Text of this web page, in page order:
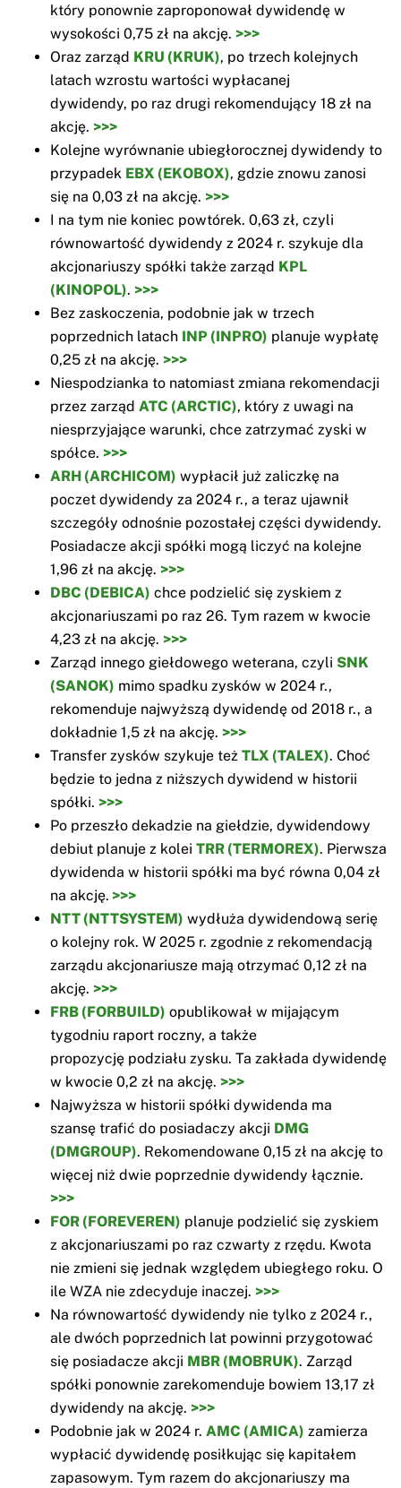
który ponownie zaproponował dywidendę w
wysokości 0,75 zł na akcję. >>>
Oraz zarząd KRU (KRUK), po trzech kolejnych
latach wzrostu wartości wypłacanej
dywidendy, po raz drugi rekomendujący 18 zł na
akcję. >>>
Kolejne wyrównanie ubiegłorocznej dywidendy to
przypadek EBX (EKOBOX), gdzie znowu zanosi
się na 0,03 zł na akcję. >>>
I na tym nie koniec powtórek. 0,63 zł, czyli
równowartość dywidendy z 2024 r. szykuje dla
akcjonariuszy spółki także zarząd KPL
(KINOPOL). >>>
Bez zaskoczenia, podobnie jak w trzech
poprzednich latach INP (INPRO) planuje wypłatę
0,25 zł na akcję. >>>
Niespodzianka to natomiast zmiana rekomendacji
przez zarząd ATC (ARCTIC), który z uwagi na
niesprzyjające warunki, chce zatrzymać zyski w
spółce. >>>
ARH (ARCHICOM) wypłacił już zaliczkę na
poczet dywidendy za 2024 r., a teraz ujawnił
szczegóły odnośnie pozostałej części dywidendy.
Posiadacze akcji spółki mogą liczyć na kolejne
1,96 zł na akcję. >>>
DBC (DEBICA) chce podzielić się zyskiem z
akcjonariuszami po raz 26. Tym razem w kwocie
4,23 zł na akcję. >>>
Zarząd innego giełdowego weterana, czyli SNK
(SANOK) mimo spadku zysków w 2024 r.,
rekomenduje najwyższą dywidendę od 2018 r., a
dokładnie 1,5 zł na akcję. >>>
Transfer zysków szykuje też TLX (TALEX). Choć
będzie to jedna z niższych dywidend w historii
spółki. >>>
Po przeszło dekadzie na giełdzie, dywidendowy
debiut planuje z kolei TRR (TERMOREX). Pierwsza
dywidenda w historii spółki ma być równa 0,04 zł
na akcję. >>>
NTT (NTTSYSTEM) wydłuża dywidendową serię
o kolejny rok. W 2025 r. zgodnie z rekomendacją
zarządu akcjonariusze mają otrzymać 0,12 zł na
akcję. >>>
FRB (FORBUILD) opublikował w mijającym
tygodniu raport roczny, a także
propozycję podziału zysku. Ta zakłada dywidendę
w kwocie 0,2 zł na akcję. >>>
Najwyższa w historii spółki dywidenda ma
szansę trafić do posiadaczy akcji DMG
(DMGROUP). Rekomendowane 0,15 zł na akcję to
więcej niż dwie poprzednie dywidendy łącznie.
>>>
FOR (FOREVEREN) planuje podzielić się zyskiem
z akcjonariuszami po raz czwarty z rzędu. Kwota
nie zmieni się jednak względem ubiegłego roku. O
ile WZA nie zdecyduje inaczej. >>>
Na równowartość dywidendy nie tylko z 2024 r.,
ale dwóch poprzednich lat powinni przygotować
się posiadacze akcji MBR (MOBRUK). Zarząd
spółki ponownie zarekomenduje bowiem 13,17 zł
dywidendy na akcję. >>>
Podobnie jak w 2024 r. AMC (AMICA) zamierza
wypłacić dywidendę posiłkując się kapitałem
zapasowym. Tym razem do akcjonariuszy ma